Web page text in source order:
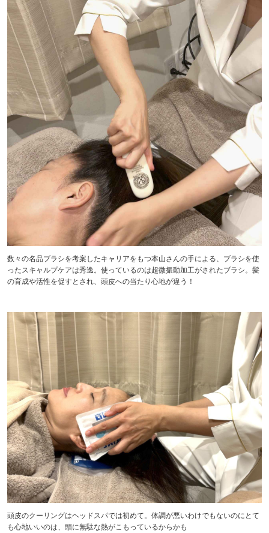
数々の名品ブラシを考案したキャリアをもつ本山さんの手による、ブラシを使
ったスキャルプケアは秀逸。使っているのは超微振動加工がされたブラシ。髪
の育成や活性を促すとされ、頭皮への当たり心地が違う！
頭皮のクーリングはヘッドスパでは初めて。体調が悪いわけでもないのにとて
も心地いいのは、頭に無駄な熱がこもっているからかも